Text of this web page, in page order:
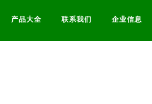
产品大全 联系我们 企业信息